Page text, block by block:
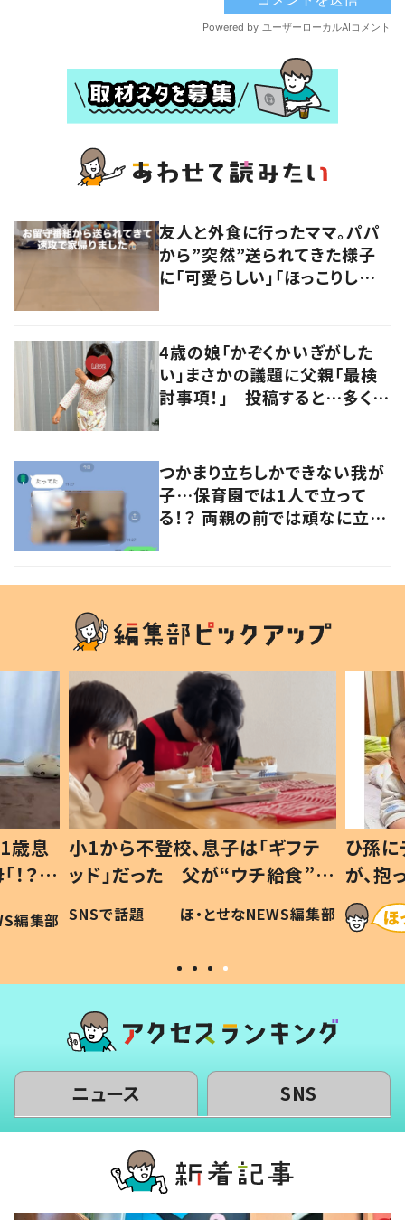
友人と外食に行ったママ。パパ
から”突然”送られてきた様子
に「可愛らしい」「ほっこりしまし
4歳の娘「かぞくかいぎがした
い」まさかの議題に父親「最検
討事項！」 投稿すると…多くの
つかまり立ちしかできない我が
子…保育園では1人で立って
る！？ 両親の前では頑なに立た
歳息
？」
編集部
小1から不登校、息子は「ギフテ
ッド」だった 父が“ウチ給食”を
作り続ける理由とは #令和の親
#令和の子
SNSで話題 ほ・とせなNEWS編集部
ひ孫
が、
「涙が
い」
ニュース SNS